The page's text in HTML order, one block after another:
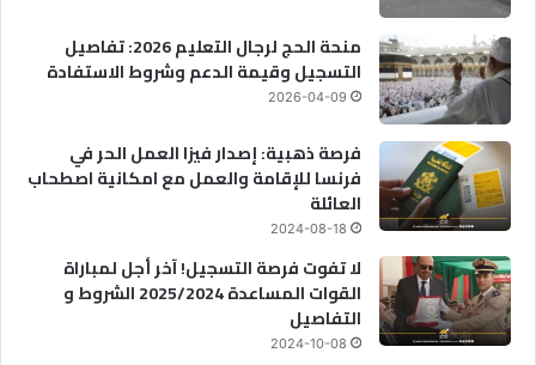
منحة الحج لرجال التعليم 2026: تفاصيل
التسجيل وقيمة الدعم وشروط الاستفادة
2026-04-09
فرصة ذهبية: إصدار فيزا العمل الحر في
فرنسا للإقامة والعمل مع امكانية اصطحاب
العائلة
2024-08-18
لا تفوت فرصة التسجيل! آخر أجل لمباراة
القوات المساعدة 2025/2024 الشروط و
التفاصيل
2024-10-08